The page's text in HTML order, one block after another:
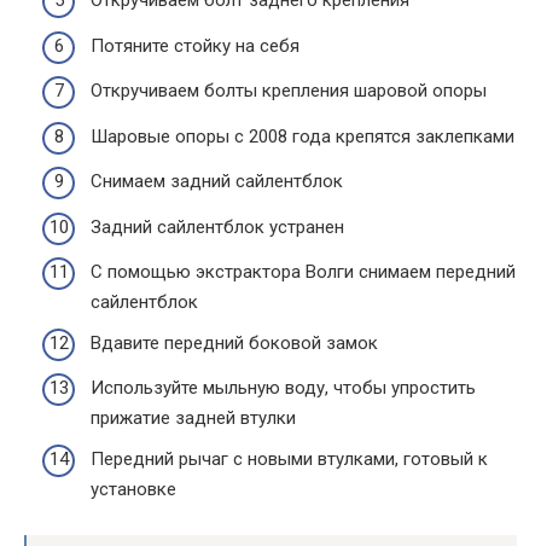
Потяните стойку на себя
Откручиваем болты крепления шаровой опоры
Шаровые опоры с 2008 года крепятся заклепками
Снимаем задний сайлентблок
Задний сайлентблок устранен
С помощью экстрактора Волги снимаем передний
сайлентблок
Вдавите передний боковой замок
Используйте мыльную воду, чтобы упростить
прижатие задней втулки
Передний рычаг с новыми втулками, готовый к
установке